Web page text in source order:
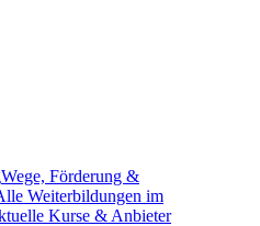
Wege, Förderung &
Weiterbildungen im
Kurse & Anbieter